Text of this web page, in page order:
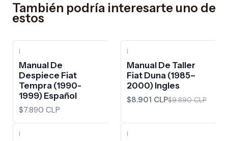
También podría interesarte uno de
estos
|
Manual De
Despiece Fiat
Tempra (1990-
1999) Español
$7.890 CLP
|
Manual De Taller
Fiat Duna (1985–
2000) Ingles
$8.901 CLP$9.890 CLP
| |